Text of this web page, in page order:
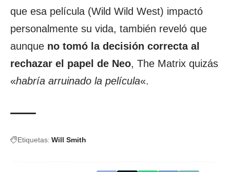
que esa película (Wild Wild West) impactó
personalmente su vida, también reveló que
aunque no tomó la decisión correcta al
rechazar el papel de Neo, The Matrix quizás
«habría arruinado la película«.
Etiquetas: Will Smith